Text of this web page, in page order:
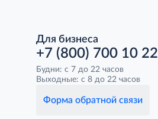
Для бизнеса
+7 (800) 700 10 22
Будни: с 7 до 22 часов
Выходные: с 8 до 22 часов
Форма обратной связи